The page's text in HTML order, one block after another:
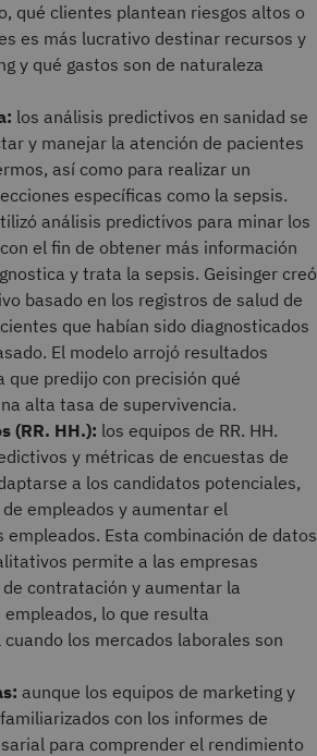
qué clientes plantean riesgos altos o
es más lucrativo destinar recursos y
y qué gastos son de naturaleza
los análisis predictivos en sanidad se
y manejar la atención de pacientes
así como para realizar un
específicas como la sepsis.
análisis predictivos para minar los
el fin de obtener más información
y trata la sepsis. Geisinger creó
basado en los registros de salud de
que habían sido diagnosticados
El modelo arrojó resultados
que predijo con precisión qué
alta tasa de supervivencia.
(RR. HH.): los equipos de RR. HH.
y métricas de encuestas de
a los candidatos potenciales,
empleados y aumentar el
empleados. Esta combinación de datos
permite a las empresas
contratación y aumentar la
lo que resulta
los mercados laborales son
aunque los equipos de marketing y
con los informes de
para comprender el rendimiento